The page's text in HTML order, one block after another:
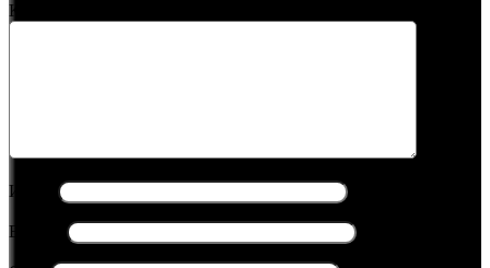
Комментарий
Имя
Email